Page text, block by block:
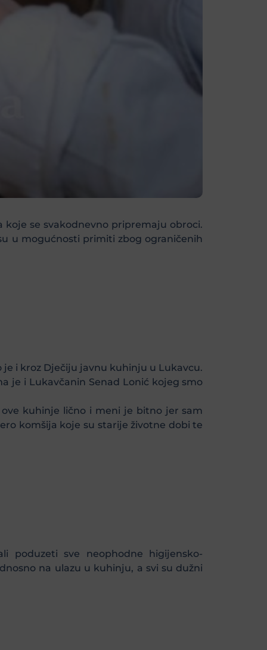
se svakodnevno pripremaju obroci.
u mogućnosti primiti zbog ograničenih
je i kroz Dječiju javnu kuhinju u Lukavcu.
je i Lukavčanin Senad Lonić kojeg smo
kuhinje lično i meni je bitno jer sam
komšija koje su starije životne dobi te
sve neophodne higijensko-
na ulazu u kuhinju, a svi su dužni